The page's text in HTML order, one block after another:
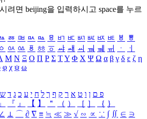
려면 beijing을 입력하시고 space를 누르
ㅭ ㅮ ㅯ ㅰ ㅱ ㅲ ㅳ ㅴ ㅵ ㅶ ㅷ ㅸ
ㅹ
ㆁ ㆂ ㆃ ㆄ ㆅ ㆆ ㆇ ㆈ ㆉ ㆊ ㆋ ㆌ ㆍ
ㆎ
Μ Ν Ξ Ο Π Ρ Σ ΤΥ Φ Χ Ψ Ω α β γ δ ε ζ η
φ χ ψ ω
פ ם ן ו ט א ר ק ף ך ל ח י ע כ ג ד ש
」 『 』 【 】 ＂ （ ） ［ ］ ｛ ｝
⊥ ⌒ ∂ ∇ ≡ ≒ ≪ ≫ √ ∽ ∝ ∵ ∫ ∬ ∈ ∋